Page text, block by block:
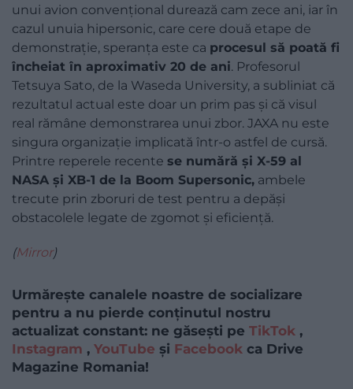
unui avion convențional durează cam zece ani, iar în
cazul unuia hipersonic, care cere două etape de
demonstrație, speranța este ca procesul să poată fi
încheiat în aproximativ 20 de ani. Profesorul
Tetsuya Sato, de la Waseda University, a subliniat că
rezultatul actual este doar un prim pas și că visul
real rămâne demonstrarea unui zbor. JAXA nu este
singura organizație implicată într-o astfel de cursă.
Printre reperele recente se numără și X-59 al
NASA și XB-1 de la Boom Supersonic, ambele
trecute prin zboruri de test pentru a depăși
obstacolele legate de zgomot și eficiență.
(Mirror)
Urmărește canalele noastre de socializare
pentru a nu pierde conținutul nostru
actualizat constant: ne găsești pe TikTok ,
Instagram , YouTube și Facebook ca Drive
Magazine Romania!